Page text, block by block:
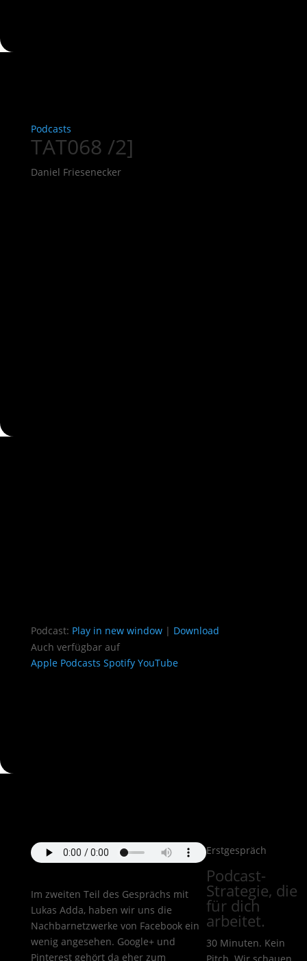
Podcasts
TAT068 /2]
Daniel Friesenecker
Podcast: Play in new window| Download
Auch verfügbar auf
Apple Podcasts Spotify YouTube
Im zweiten Teil des Gesprächs mit
Lukas Adda, haben wir uns die
Nachbarnetzwerke von Facebook ein
wenig angesehen. Google+ und
Pinterest gehört da eher zum
Erstgespräch
Podcast-
Strategie, die
für dich
arbeitet.
30 Minuten. Kein